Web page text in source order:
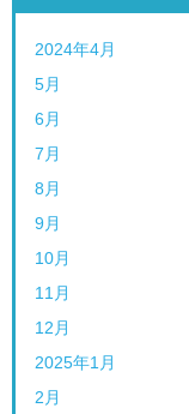
2024年4月
5月
6月
7月
8月
9月
10月
11月
12月
2025年1月
2月